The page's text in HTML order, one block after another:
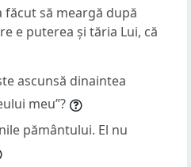
făcut să meargă după
e puterea și tăria Lui, că
ascunsă dinaintea
meu”?
pământului. El nu